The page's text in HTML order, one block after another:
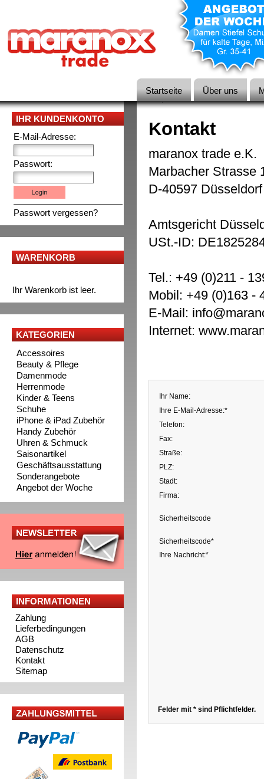
Startseite Über uns
IHR KUNDENKONTO
E-Mail-Adresse:
Passwort:
Passwort vergessen?
WARENKORB
Ihr Warenkorb ist leer.
KATEGORIEN
Accessoires
Beauty & Pflege
Damenmode
Herrenmode
Kinder & Teens
Schuhe
iPhone & iPad Zubehör
Handy Zubehör
Uhren & Schmuck
Saisonartikel
Geschäftsausstattung
Sonderangebote
Angebot der Woche
INFORMATIONEN
Zahlung
Lieferbedingungen
AGB
Datenschutz
Kontakt
Sitemap
Kontakt
maranox trade e.K.
Marbacher Strasse
D-40597 Düsseldorf
Amtsgericht
USt.-ID:
Tel.: +49 (0)211 -
Mobil: +49 (0)163 -
E-Mail:
Internet:
Ihr Name:
Ihre E-Mail-Adresse:*
Telefon:
Fax:
Straße:
PLZ:
Stadt:
Firma:
Sicherheitscode
Sicherheitscode*
Ihre Nachricht:*
Felder mit * sind Pflichtfelder.